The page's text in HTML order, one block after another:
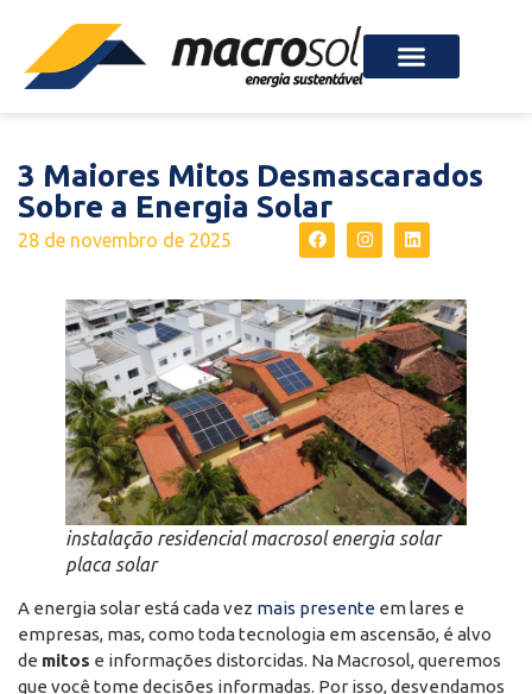
3 Maiores Mitos Desmascarados
Sobre a Energia Solar
28 de novembro de 2025
instalação residencial macrosol energia solar
placa solar
A energia solar está cada vez mais presente em lares e
empresas, mas, como toda tecnologia em ascensão, é alvo
de mitos e informações distorcidas. Na Macrosol, queremos
que você tome decisões informadas. Por isso, desvendamos